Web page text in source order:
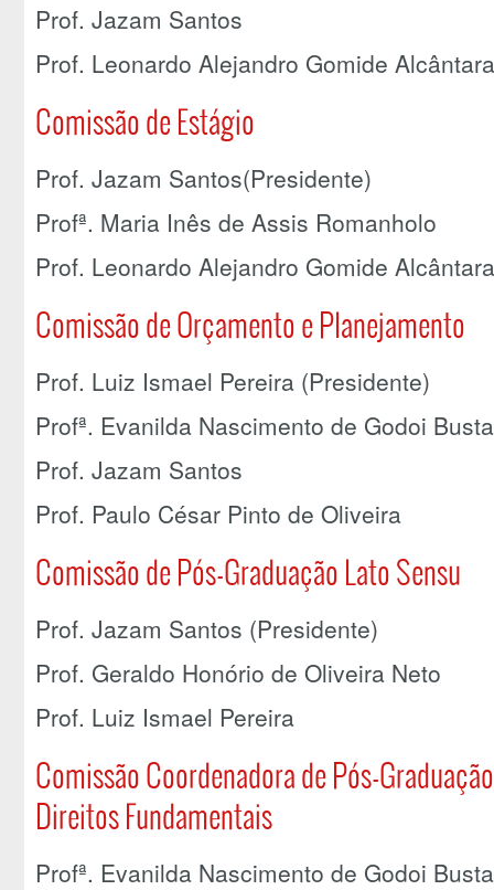
Prof. Jazam Santos
Prof. Leonardo Alejandro Gomide Alcântara
Comissão de Estágio
Prof. Jazam Santos(Presidente)
Profª. Maria Inês de Assis Romanholo
Prof. Leonardo Alejandro Gomide Alcântara
Comissão de Orçamento e Planejamento
Prof. Luiz Ismael Pereira (Presidente)
Profª. Evanilda Nascimento de Godoi
Prof. Jazam Santos
Prof. Paulo César Pinto de Oliveira
Comissão de Pós-Graduação Lato Sensu
Prof. Jazam Santos (Presidente)
Prof. Geraldo Honório de Oliveira Neto
Prof. Luiz Ismael Pereira
Comissão Coordenadora de Pós-
Direitos Fundamentais
Profª. Evanilda Nascimento de Godoi